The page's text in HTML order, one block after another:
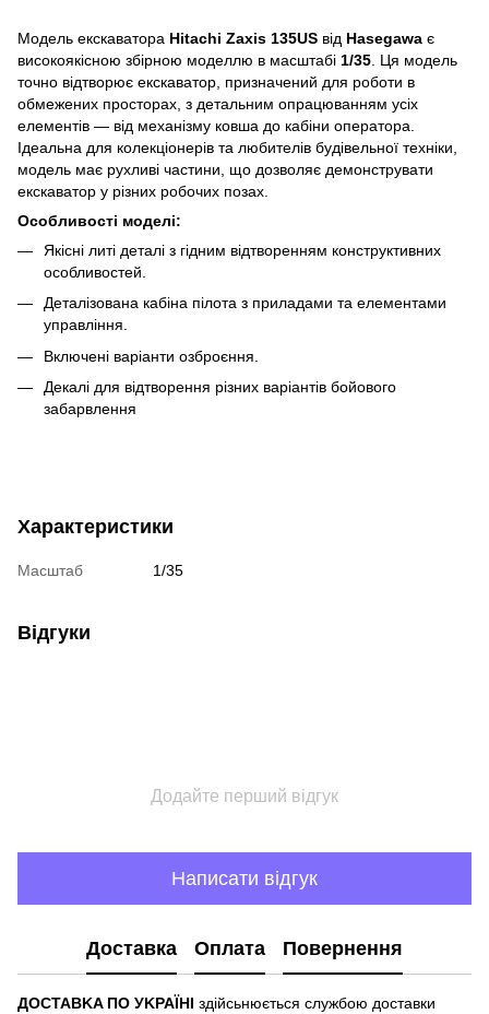
Модель екскаватора Hitachi Zaxis 135US від Hasegawa є
високоякісною збірною моделлю в масштабі 1/35 . Ця модель
точно відтворює екскаватор, призначений для роботи в
обмежених просторах, з детальним опрацюванням усіх
елементів — від механізму ковша до кабіни оператора.
Ідеальна для колекціонерів та любителів будівельної техніки,
модель має рухливі частини, що дозволяє демонструвати
екскаватор у різних робочих позах.
Особливості моделі:
Якісні литі деталі з гідним відтворенням конструктивних
особливостей.
Деталізована кабіна пілота з приладами та елементами
управління.
Включені варіанти озброєння.
Декалі для відтворення різних варіантів бойового
забарвлення
Характеристики
Масштаб 1/35
Відгуки
Додайте перший відгук
Написати відгук
Доставка Оплата Повернення
ДOCTABKA ПO УKPAЇHІ здійсьнюється службою доставки